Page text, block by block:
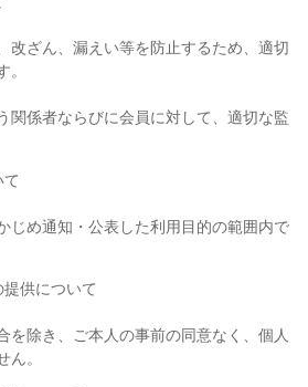
改ざん、漏えい等を防止するため、適切
。
関係者ならびに会員に対して、適切な監
じめ通知・公表した利用目的の範囲内で
供について
を除き、ご本人の事前の同意なく、個人
ん。